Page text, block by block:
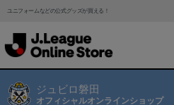
ユニフォームなどの公式グッズが買える！
ジュビロ磐田
オフィシャルオンラインショップ